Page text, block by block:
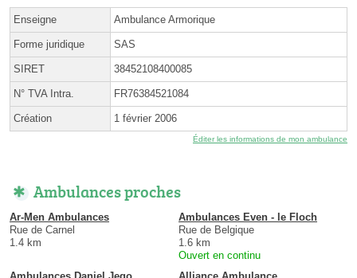
Enseigne Ambulance Armorique
Forme juridique SAS
SIRET 38452108400085
N° TVA Intra. FR76384521084
Création 1 février 2006
Éditer les informations de mon ambulance
Ambulances proches
Ar-Men Ambulances
Rue de Carnel
1.4 km
Ambulances Even - le Floch
Rue de Belgique
1.6 km
Ouvert en continu